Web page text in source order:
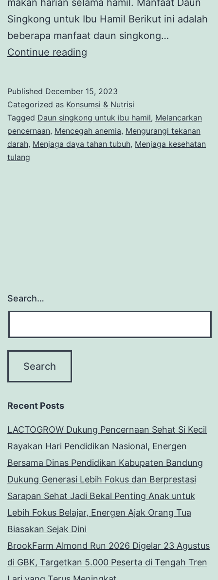
makan harian selama hamil. Manfaat Daun
Singkong untuk Ibu Hamil Berikut ini adalah
beberapa manfaat daun singkong…
Continue reading
Singkong
untuk
Ibu
Hamil
Published December 15, 2023
Categorized as Konsumsi & Nutrisi
Tagged Daun singkong untuk ibu hamil, Melancarkan
pencernaan, Mencegah anemia, Mengurangi tekanan
darah, Menjaga daya tahan tubuh, Menjaga kesehatan
tulang
Search…
Recent Posts
LACTOGROW Dukung Pencernaan Sehat Si Kecil
Rayakan Hari Pendidikan Nasional, Energen
Bersama Dinas Pendidikan Kabupaten Bandung
Dukung Generasi Lebih Fokus dan Berprestasi
Sarapan Sehat Jadi Bekal Penting Anak untuk
Lebih Fokus Belajar, Energen Ajak Orang Tua
Biasakan Sejak Dini
BrookFarm Almond Run 2026 Digelar 23 Agustus
di GBK, Targetkan 5.000 Peserta di Tengah Tren